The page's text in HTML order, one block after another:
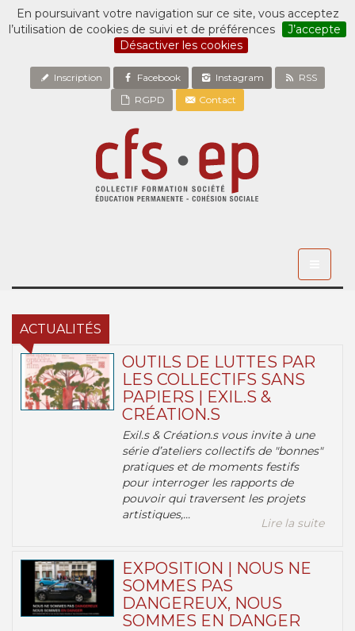
En poursuivant votre navigation sur ce site, vous acceptez
l’utilisation de cookies de suivi et de préférences
J’accepte
Désactiver les cookies
Inscription Facebook Instagram
RSS
RGPD
Contact
ACTUALITÉS
OUTILS DE LUTTES PAR
LES COLLECTIFS SANS
PAPIERS | EXIL.S &
CRÉATION.S
Exil.s & Création.s vous invite à une
série d’ateliers collectifs de "bonnes"
pratiques et de moments festifs
pour interroger les rapports de
pouvoir qui traversent les projets
artistiques,...
Lire la suite
EXPOSITION | NOUS NE
SOMMES PAS
DANGEREUX, NOUS
SOMMES EN DANGER